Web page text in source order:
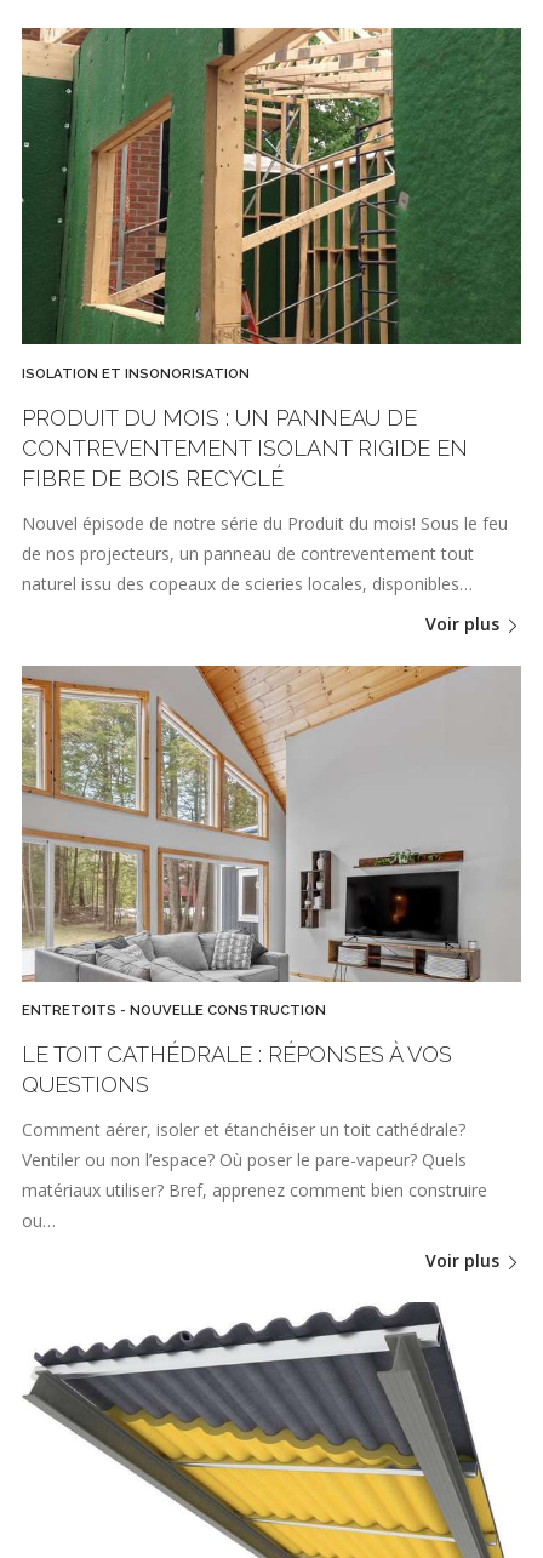
ISOLATION ET INSONORISATION
PRODUIT DU MOIS : UN PANNEAU DE
CONTREVENTEMENT ISOLANT RIGIDE EN
FIBRE DE BOIS RECYCLÉ
Nouvel épisode de notre série du Produit du mois! Sous le feu
de nos projecteurs, un panneau de contreventement tout
naturel issu des copeaux de scieries locales, disponibles…
Voir plus
ENTRETOITS - NOUVELLE CONSTRUCTION
LE TOIT CATHÉDRALE : RÉPONSES À VOS
QUESTIONS
Comment aérer, isoler et étanchéiser un toit cathédrale?
Ventiler ou non l’espace? Où poser le pare-vapeur? Quels
matériaux utiliser? Bref, apprenez comment bien construire
ou…
Voir plus